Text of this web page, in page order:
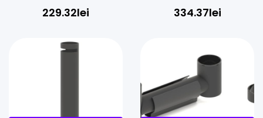
(60mm), Montare pe 45mm
229.32lei
Montare pe 45mm, Balama
334.37lei